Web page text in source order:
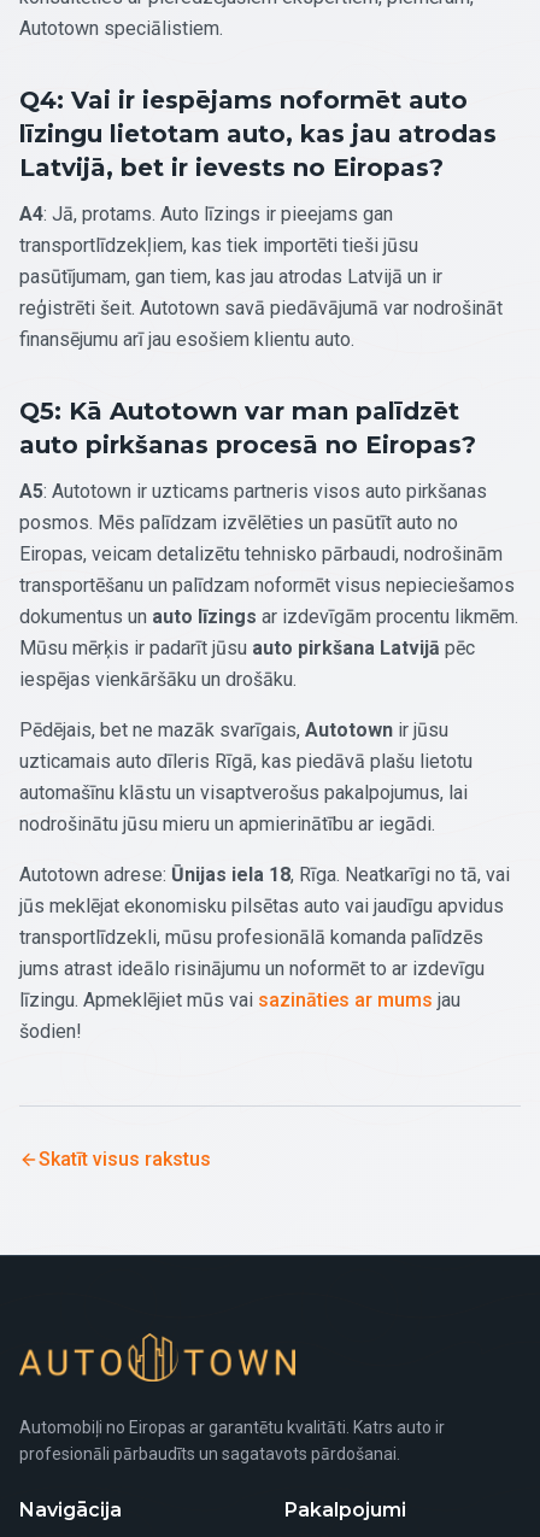
Autotown speciālistiem.
Q4: Vai ir iespējams noformēt auto
līzingu lietotam auto, kas jau atrodas
Latvijā, bet ir ievests no Eiropas?
A4: Jā, protams. Auto līzings ir pieejams gan
transportlīdzekļiem, kas tiek importēti tieši jūsu
pasūtījumam, gan tiem, kas jau atrodas Latvijā un ir
reģistrēti šeit. Autotown savā piedāvājumā var nodrošināt
finansējumu arī jau esošiem klientu auto.
Q5: Kā Autotown var man palīdzēt
auto pirkšanas procesā no Eiropas?
A5: Autotown ir uzticams partneris visos auto pirkšanas
posmos. Mēs palīdzam izvēlēties un pasūtīt auto no
Eiropas, veicam detalizētu tehnisko pārbaudi, nodrošinām
transportēšanu un palīdzam noformēt visus nepieciešamos
dokumentus un auto līzings ar izdevīgām procentu likmēm.
Mūsu mērķis ir padarīt jūsu auto pirkšana Latvijā pēc
iespējas vienkāršāku un drošāku.
Pēdējais, bet ne mazāk svarīgais, Autotown ir jūsu
uzticamais auto dīleris Rīgā, kas piedāvā plašu lietotu
automašīnu klāstu un visaptverošus pakalpojumus, lai
nodrošinātu jūsu mieru un apmierinātību ar iegādi.
Autotown adrese: Ūnijas iela 18, Rīga. Neatkarīgi no tā, vai
jūs meklējat ekonomisku pilsētas auto vai jaudīgu apvidus
transportlīdzekli, mūsu profesionālā komanda palīdzēs
jums atrast ideālo risinājumu un noformēt to ar izdevīgu
līzingu. Apmeklējiet mūs vai sazināties ar mums jau
šodien!
Skatīt visus rakstus
Automobiļi no Eiropas ar garantētu kvalitāti. Katrs auto ir
profesionāli pārbaudīts un sagatavots pārdošanai.
Navigācija Pakalpojumi